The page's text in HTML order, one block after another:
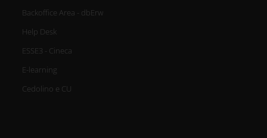
Backoffice Area - dbErw
Help Desk
ESSE3 - Cineca
E-learning
Cedolino e CU